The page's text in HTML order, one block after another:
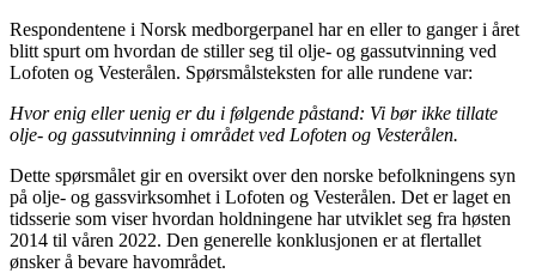
Respondentene i Norsk medborgerpanel har en eller to ganger i året
blitt spurt om hvordan de stiller seg til olje- og gassutvinning ved
Lofoten og Vesterålen. Spørsmålsteksten for alle rundene var:
Hvor enig eller uenig er du i følgende påstand: Vi bør ikke tillate
olje- og gassutvinning i området ved Lofoten og Vesterålen.
Dette spørsmålet gir en oversikt over den norske befolkningens syn
på olje- og gassvirksomhet i Lofoten og Vesterålen. Det er laget en
tidsserie som viser hvordan holdningene har utviklet seg fra høsten
2014 til våren 2022. Den generelle konklusjonen er at flertallet
ønsker å bevare havområdet.